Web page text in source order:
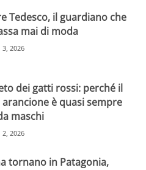
Tedesco, il guardiano che
mai di moda
3, 2026
dei gatti rossi: perché il
è quasi sempre
maschi
2, 2026
tornano in Patagonia,